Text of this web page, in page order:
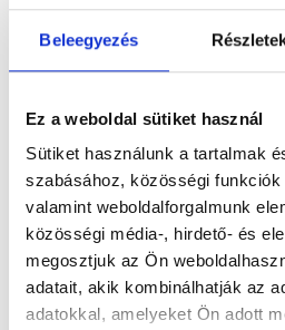
Beleegyezés
Ez a weboldal sütiket használ
Sütiket használunk a tartalmak
szabásához, közösségi
valamint weboldalforgalmunk
közösségi média-, hirdető- és
megosztjuk az Ön
adatait, akik kombinálhatják az
adatokkal, amelyeket Ön adott
Dr. Babcsányi Judit
2120 Dunakeszi, Széchényi utca
Foglalj időpontot
Válassz szakterületet